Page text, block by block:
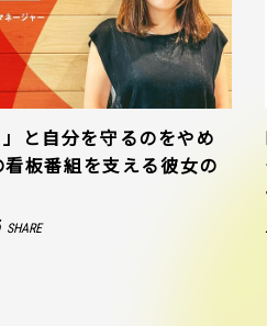
」と自分を守るのをやめ
看板番組を支える彼女の
SHARE